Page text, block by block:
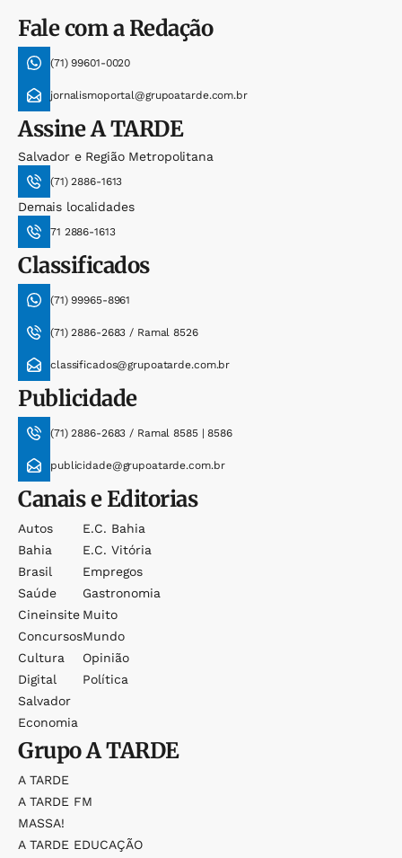
Fale com a Redação
(71) 99601-0020
jornalismoportal@grupoatarde.com.br
AssineA TARDE
Salvador e Região Metropolitana
(71) 2886-1613
Demais localidades
71 2886-1613
Classificados
(71) 99965-8961
(71) 2886-2683 / Ramal 8526
classificados@grupoatarde.com.br
Publicidade
(71) 2886-2683 / Ramal 8585 | 8586
publicidade@grupoatarde.com.br
Canais e Editorias
Autos
Bahia
Brasil
Saúde
Cineinsite
Concursos
Cultura
Digital
Salvador
Economia
E.c. Bahia
E.c. Vitória
Empregos
Gastronomia
Muito
Mundo
Opinião
Política
GrupoA TARDE
A TARDE
A TARDE FM
MASSA!
A TARDE EDUCAÇÃO